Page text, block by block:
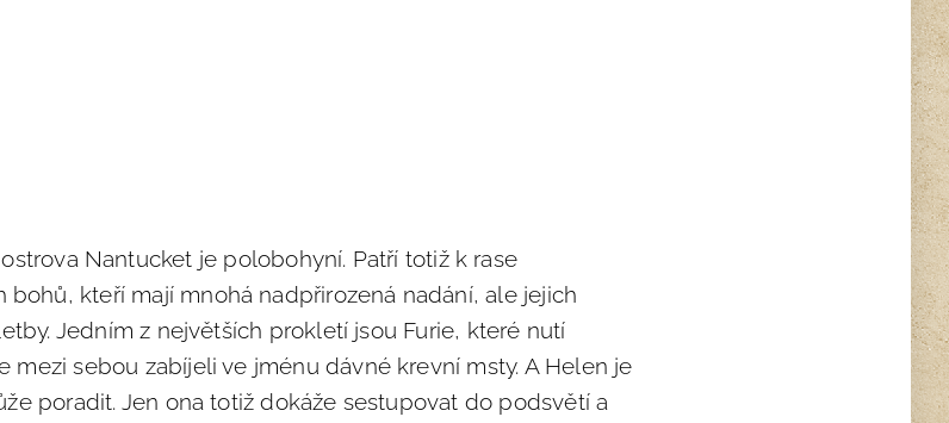
Nantucket je polobohyní. Patří totiž k rase
kteří mají mnohá nadpřirozená nadání, ale jejich
Jedním z největších prokletí jsou Furie, které nutí
mezi sebou zabíjeli ve jménu dávné krevní msty. A Helen je
poradit. Jen ona totiž dokáže sestupovat do podsvětí a